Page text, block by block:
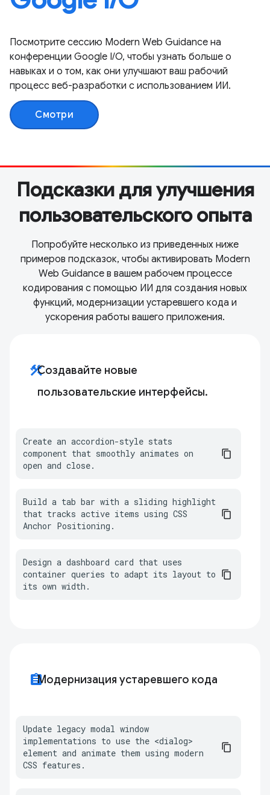
Посмотрите сессию Modern Web Guidance на
конференции Google I/O, чтобы узнать больше о
навыках и о том, как они улучшают ваш рабочий
процесс веб-разработки с использованием ИИ.
Смотри
Подсказки для улучшения
пользовательского опыта
Попробуйте несколько из приведенных ниже
примеров подсказок, чтобы активировать Modern
Web Guidance в вашем рабочем процессе
кодирования с помощью ИИ для создания новых
функций, модернизации устаревшего кода и
ускорения работы вашего приложения.
constructionСоздавайте новые
пользовательские интерфейсы.
Create an accordion-style stats
component that smoothly animates on
open and close.
Build a tab bar with a sliding highlight
that tracks active items using CSS
Anchor Positioning.
Design a dashboard card that uses
container queries to adapt its layout to
its own width.
assignmentМодернизация устаревшего кода
Update legacy modal window
implementations to use the <dialog>
element and animate them using modern
CSS features.